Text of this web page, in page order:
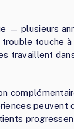
— plusieurs
touche à
travaillent